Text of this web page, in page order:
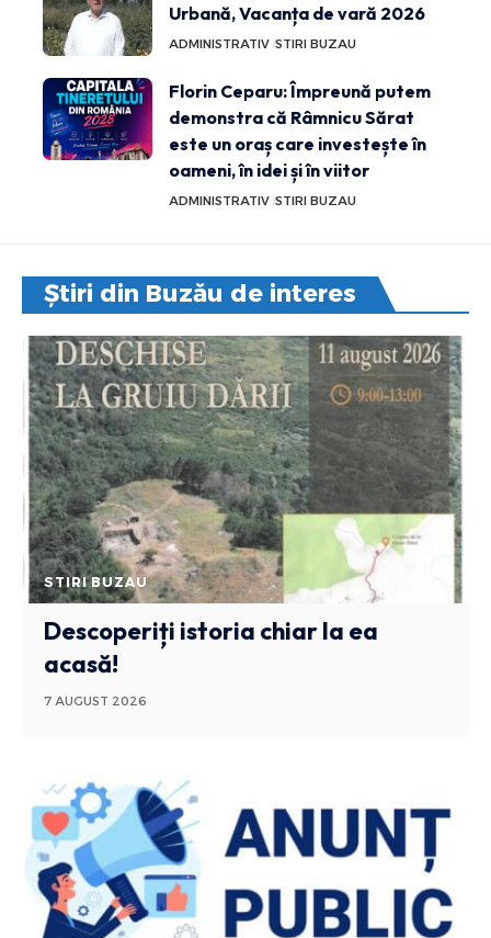
Urbană, Vacanța de vară 2026
ADMINISTRATIV STIRI BUZAU
Florin Ceparu: Împreună putem
demonstra că Râmnicu Sărat
este un oraș care investește în
oameni, în idei și în viitor
ADMINISTRATIV STIRI BUZAU
Știri din Buzău de interes
STIRI BUZAU
Descoperiți istoria chiar la ea
acasă!
7 AUGUST 2026